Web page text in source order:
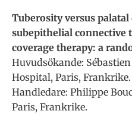
Tuberosity versus
subepithelial connective
coverage therapy: a
Huvudsökande:
Hospital, Paris, Frankrike.
Handledare: Philippe
Paris, Frankrike.